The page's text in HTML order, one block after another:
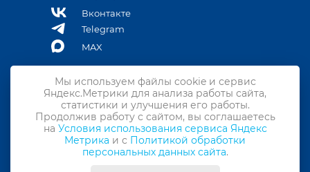
Вконтакте
Telegram
MAX
Контакты
Подписка на новости
Политика конфиденциальности
Политика обработки персональных данных
Мы используем файлы cookie и сервис
Яндекс.Метрики для анализа работы сайта,
статистики и улучшения его работы.
Продолжив работу с сайтом, вы соглашаетесь
на Условия использования сервиса Яндекс
Метрика и с Политикой обработки
персональных данных сайта.